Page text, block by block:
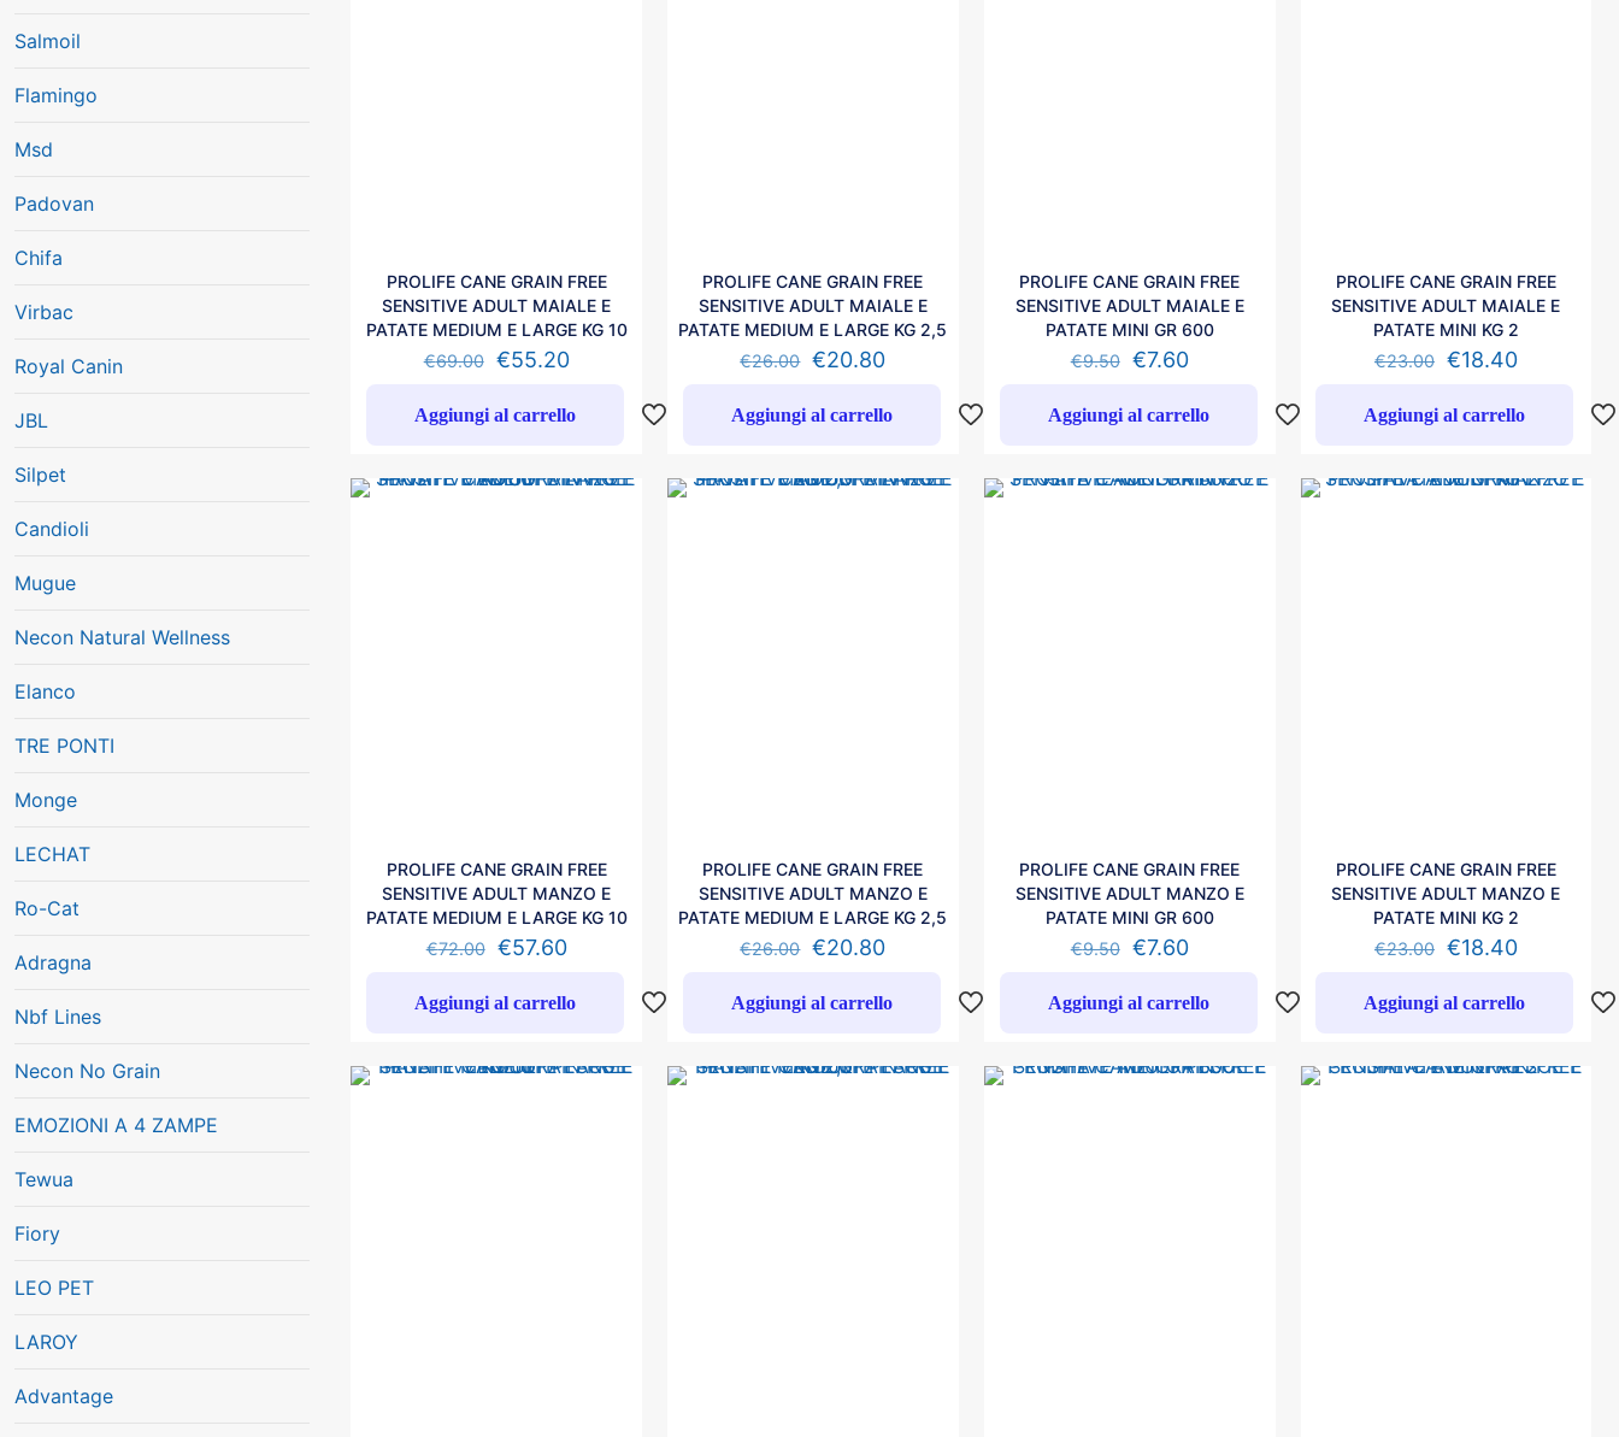
Salmoil
Flamingo
Msd
Padovan
Chifa
Virbac
Royal Canin
JBL
Silpet
Candioli
Mugue
Necon Natural Wellness
Elanco
TRE PONTI
Monge
LECHAT
Ro-Cat
Adragna
Nbf Lines
Necon No Grain
EMOZIONI A 4 ZAMPE
Tewua
Fiory
LEO PET
LAROY
Advantage
PROLIFE CANE GRAIN FREE
SENSITIVE ADULT MAIALE E
PATATE MEDIUM E LARGE KG 10
€69.00 €55.20
Aggiungi al carrello
PROLIFE CANE GRAIN FREE
SENSITIVE ADULT MAIALE E
PATATE MEDIUM E LARGE KG 2,5
€26.00 €20.80
Aggiungi al carrello
PROLIFE CANE GRAIN FREE
SENSITIVE ADULT MAIALE E
PATATE MINI GR 600
€9.50 €7.60
Aggiungi al carrello
PROLIFE CANE GRAIN FREE
SENSITIVE ADULT MAIALE E
PATATE MINI KG 2
€23.00 €18.40
Aggiungi al carrello
PROLIFE CANE GRAIN FREE
SENSITIVE ADULT MANZO E
PATATE MEDIUM E LARGE KG 10
€72.00 €57.60
Aggiungi al carrello
PROLIFE CANE GRAIN FREE
SENSITIVE ADULT MANZO E
PATATE MEDIUM E LARGE KG 2,5
€26.00 €20.80
Aggiungi al carrello
PROLIFE CANE GRAIN FREE
SENSITIVE ADULT MANZO E
PATATE MINI GR 600
€9.50 €7.60
Aggiungi al carrello
PROLIFE CANE GRAIN FREE
SENSITIVE ADULT MANZO E
PATATE MINI KG 2
€23.00 €18.40
Aggiungi al carrello